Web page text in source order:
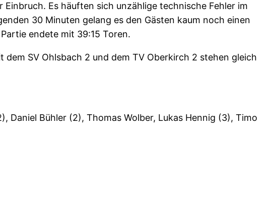
Es häuften sich unzählige technische Fehler im
30 Minuten gelang es den Gästen kaum noch einen
endete mit 39:15 Toren.
SV Ohlsbach 2 und dem TV Oberkirch 2 stehen gleich
Daniel Bühler (2), Thomas Wolber, Lukas Hennig (3), Timo